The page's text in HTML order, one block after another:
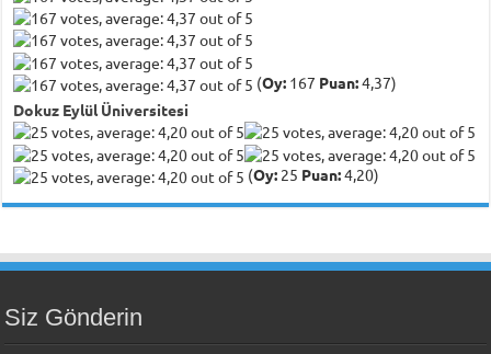
(Oy: 167 Puan:4,37)
Dokuz Eylül Üniversitesi
(Oy: 25 Puan:4,20)
Siz Gönderin